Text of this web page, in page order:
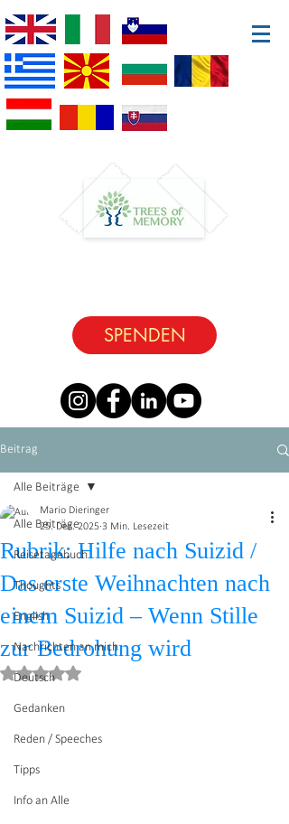
SPENDEN
Beitrag
Alle Beiträge
Reisetagebuch
Thoughts
English
Nachrichten an mich
Deutsch
Gedanken
Reden / Speeches
Tipps
Info an Alle
Alle Beiträge
Rubrik: Hilfe nach Suizid /
Das erste Weihnachten nach
einem Suizid – Wenn Stille
zur Bedrohung wird
Mario Dieringer
25. Dez. 2025 3 Min. Lesezeit
Mit NaN von 5 Sternen bewertet.